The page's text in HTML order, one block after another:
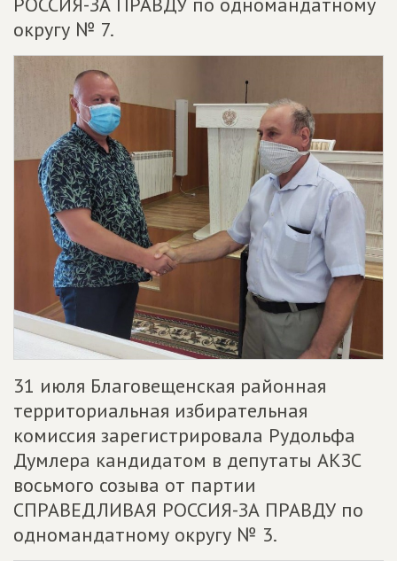
округу № 7.
31 июля Благовещенская районная
территориальная избирательная
комиссия зарегистрировала Рудольфа
Думлера кандидатом в депутаты АКЗС
восьмого созыва от партии
СПРАВЕДЛИВАЯ РОССИЯ-ЗА ПРАВДУ по
одномандатному округу № 3.